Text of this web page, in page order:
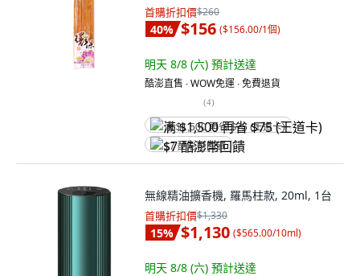
首購折扣價$260
40% $156 ($156.00/1個)
明天 8/8 (六) 預計送達
酷澎直售 ∙ WOW免運 ∙ 免費退貨
(4)
满 $1,500 再省 $75 (王道卡)
$7 酷澎幣回饋
無線精油擴香機, 羅馬柱款, 20ml, 1台
首購折扣價$1,330
15% $1,130 ($565.00/10ml)
明天 8/8 (六) 預計送達